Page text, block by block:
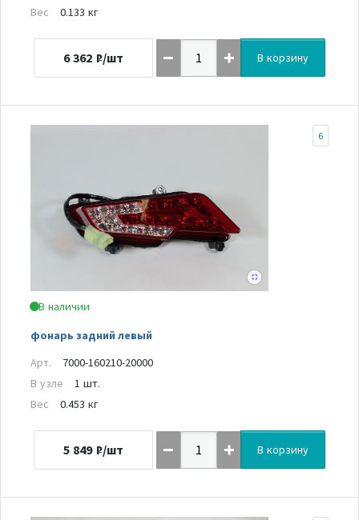
Вес
0.133 кг
6 362 ₽/шт В корзину
В наличии
фонарь задний левый
6
Арт.
7000-160210-20000
В узле
1 шт.
Вес
0.453 кг
5 849 ₽/шт В корзину